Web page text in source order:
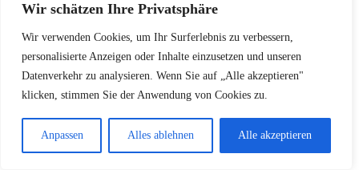
Wir schätzen Ihre Privatsphäre
Wir verwenden Cookies, um Ihr Surferlebnis zu verbessern,
personalisierte Anzeigen oder Inhalte einzusetzen und unseren
Datenverkehr zu analysieren. Wenn Sie auf „Alle akzeptieren"
klicken, stimmen Sie der Anwendung von Cookies zu.
Anpassen Alles ablehnen Alle akzeptieren
Diese traditionellen Glückwünsche spiegeln die
kulturellen Werte und Bräuche wider, die in den
verschiedenen Regionen Deutschlands tief verwurzelt
sind. Sie schaffen eine emotionale Verbindung und
unterstreichen die Freude über den Nachwuchs.